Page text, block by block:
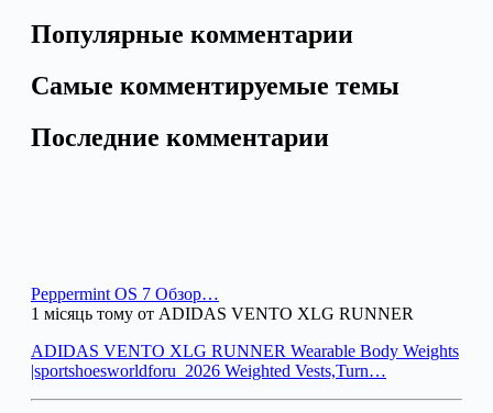
Популярные комментарии
Самые комментируемые темы
Последние комментарии
Peppermint OS 7 Обзор…
1 місяць тому от ADIDAS VENTO XLG RUNNER
ADIDAS VENTO XLG RUNNER Wearable Body Weights
|sportshoesworldforu_2026 Weighted Vests,Turn…